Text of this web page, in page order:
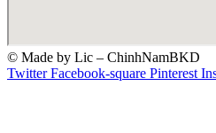
© Made by Lic – ChinhNamBKD
Twitter Facebook-square Pinterest